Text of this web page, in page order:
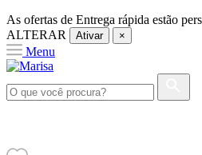
As ofertas de Entrega rápida estão
ALTERAR
Ativar ×
Menu